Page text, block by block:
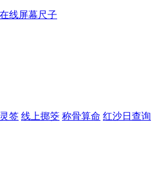
在线屏幕尺子
签 线上掷筊 称骨算命 红沙日查询